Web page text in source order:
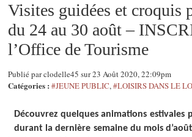
Visites guidées et
du 24 au 30 août –
l’Office de Tourisme
Publié par clodelle45 sur 23 Août 2020, 22:09pm
Catégories : #JEUNE PUBLIC,#LOISIRS DANS LE
Découvrez quelques animations estivales
durant la dernière semaine du mois